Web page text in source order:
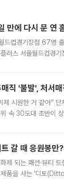
만에 다시 문 연
드컵경기장점 67명
러스 서울월드컵경
매직 '불발', 처서
제 시원한 거 같아”
속 30도대 초반이
트 갈 때 응원봉
제 되는 패션·뷰티
품을 사는 '디토